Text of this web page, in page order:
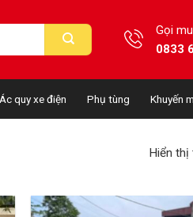
Gọi
0833
Ác quy xe điện Phụ tùng Khuyến
Hiển thị